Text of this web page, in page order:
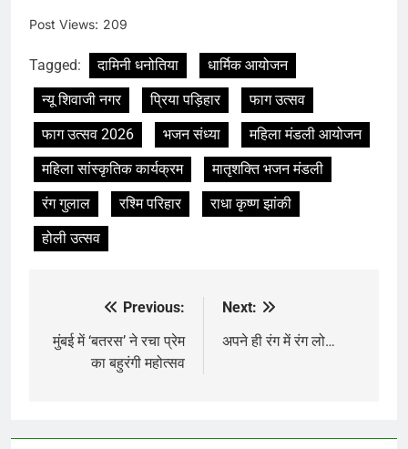
Post Views: 209
Tagged: दामिनी धनोतिया
धार्मिक आयोजन
न्यू शिवाजी नगर
प्रिया पड़िहार
फाग उत्सव
फाग उत्सव 2026
भजन संध्या
महिला मंडली आयोजन
महिला सांस्कृतिक कार्यक्रम
मातृशक्ति भजन मंडली
रंग गुलाल
रश्मि परिहार
राधा कृष्ण झांकी
होली उत्सव
navigation
Previous:
मुंबई में ‘बतरस’ ने रचा प्रेम
का बहुरंगी महोत्सव
Next:
अपने ही रंग में रंग लो…